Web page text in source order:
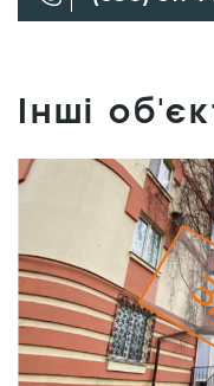
Інші